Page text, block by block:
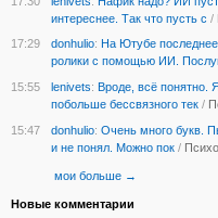
интереснее. Так что пусть с /
17:29
donhulio: На Ютубе
ролики с помощью ИИ.
15:55
lenivets: Вроде, всё понятно.
побольше бессвязного тек /
15:47
donhulio: Очень много букв.
и не понял. Можно пок /
мои больше →
Новые комментарии